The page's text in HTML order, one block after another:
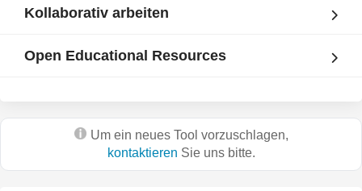
Kollaborativ arbeiten
Open Educational Resources
Um ein neues Tool vorzuschlagen,
kontaktieren Sie uns bitte.